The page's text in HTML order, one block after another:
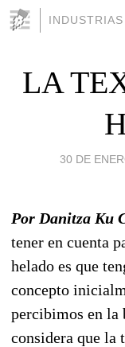
LA
30 DE
Por Danitza Ku
tener en cuenta
helado es que
concepto
percibimos en
considera que la